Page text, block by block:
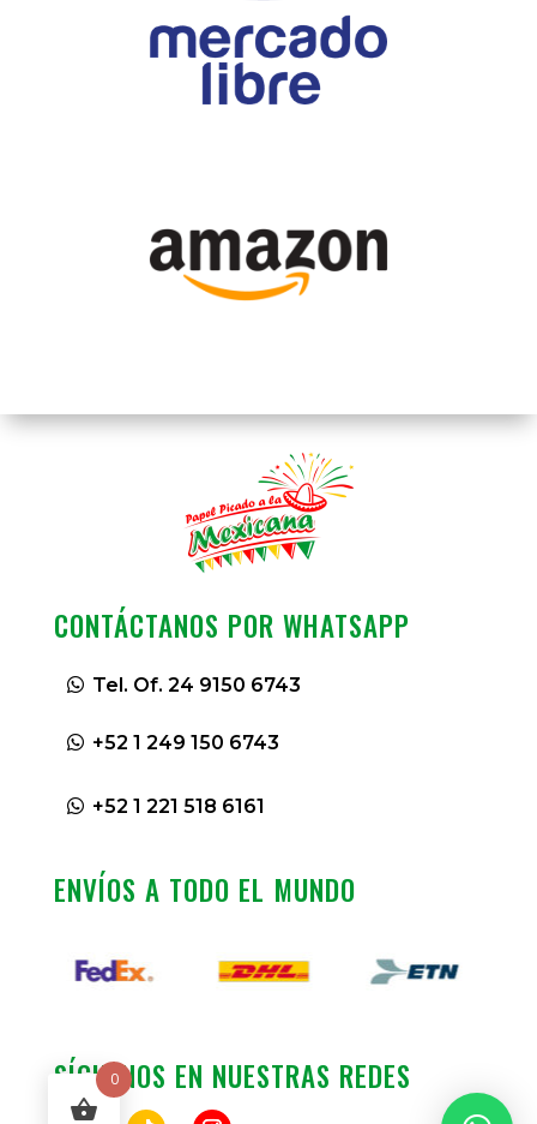
CONTÁCTANOS POR WHATSAPP
Tel. Of. 24 9150 6743
+52 1 249 150 6743
+52 1 221 518 6161
ENVÍOS A TODO EL MUNDO
SÍGUENOS EN NUESTRAS REDES
0